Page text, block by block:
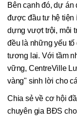
Bên cạnh đó, dự
được đầu tư hệ tiện
dựng vượt trội, môi
đều là những yếu tố
tương lai. Với tầm
vững, CentreVille
vàng" sinh lời cho
Chia sẻ về cơ hội
chuyên gia BĐS